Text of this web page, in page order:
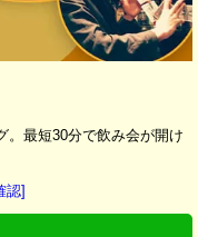
。最短30分で飲み会が開け
認]